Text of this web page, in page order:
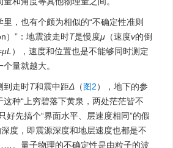
，也有个颇为相似的“不确定性准则
）”：地震波走时T是慢度μ （速度v的倒
μL ），速度和位置也是不能够同时测定
量就越大。
到走时T和震中距Δ （图2），地下的参
种“上穷碧落下黄泉，两处茫茫皆不
好先搞个“界面水平、层速度相同”的假
深度，即震源深度和地层速度也都是不
。量子物理的不确定性是由粒子的波